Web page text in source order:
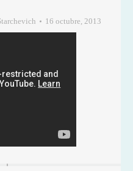
16 octubre, 2013